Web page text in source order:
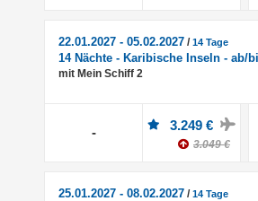
22.01.2027 - 05.02.2027 /14 Tage
14 Nächte - Karibische Inseln - ab/
mit Mein Schiff 2
- 3.249 €
3.049 €
25.01.2027 - 08.02.2027 /14 Tage